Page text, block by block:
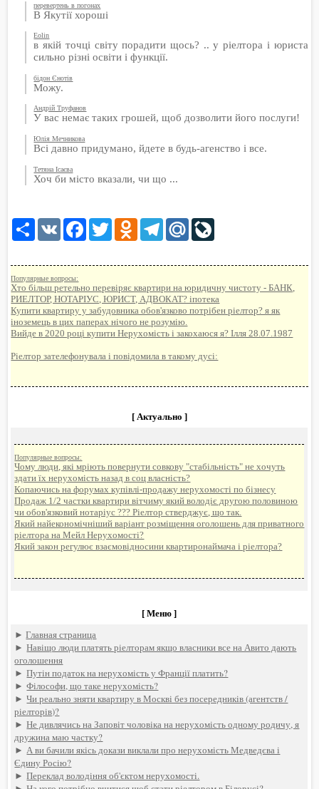
перевертень в погонах
В Якутії хороші
Eolin
в якій точці світу порадити щось? .. у ріелтора і юриста
сильно різні освіти і функції.
бідон Єнотів
Можу.
Андрій Труфанов
У вас немає таких грошей, щоб дозволити його послуги!
Юлія Мечникова
Всі давно придумано, йдете в будь-агенство і все.
Тетяна Ісаєва
Хоч би місто вказали, чи що ...
Share VK Facebook
TwitterOdnoklassniki
TelegramMail.Ru
Популярные вопросы:
Хто більш ретельно перевіряє квартири на юридичну чистоту - БАНК,
РИЕЛТОР, НОТАРІУС, ЮРИСТ, АДВОКАТ? іпотека
Купити квартиру у забудовника обов'язково потрібен ріелтор? я як
іноземець в цих паперах нічого не розумію.
Вийде в 2020 році купити Нерухомість і закохаюся я? Ілля 28.07.1987
Ріелтор зателефонувала і повідомила в такому дусі:
[ Актуально ]
Популярные вопросы:
Чому люди, які мріють повернути совкову "стабільність" не хочуть
здати їх нерухомість назад в соц власність?
Копаючись на форумах купівлі-продажу нерухомості по бізнесу
Продаж 1/2 частки квартири вітчиму який володіє другою половиною
чи обов'язковий нотаріус ??? Ріелтор стверджує, що так.
Який найекономічніший варіант розміщення оголошень для приватного
ріелтора на Мейл Нерухомості?
Який закон регулює взаємовідносини квартиронаймача і ріелтора?
[ Меню ]
►Главная страница
►Навіщо люди платять ріелторам якщо власники все на Авито дають
оголошення
►Путін податок на нерухомість у Франції платить?
►Філософи, що таке нерухомість?
►Чи реально зняти квартиру в Москві без посередників (агентств /
ріелторів)?
►Не дивлячись на Заповіт чоловіка на нерухомість одному родичу, я
дружина маю частку?
►А ви бачили якісь докази виклали про нерухомість Медведєва і
Єдину Росію?
►Переклад володіння об'єктом нерухомості.